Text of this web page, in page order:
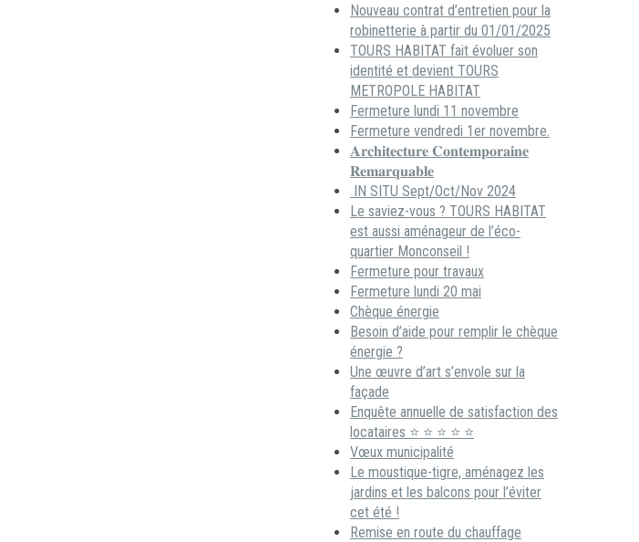
Nouveau contrat d’entretien pour la
robinetterie à partir du 01/01/2025
TOURS HABITAT fait évoluer son
identité et devient TOURS
METROPOLE HABITAT
Fermeture lundi 11 novembre
Fermeture vendredi 1er novembre.
𝐀𝐫𝐜𝐡𝐢𝐭𝐞𝐜𝐭𝐮𝐫𝐞 𝐂𝐨𝐧𝐭𝐞𝐦𝐩𝐨𝐫𝐚𝐢𝐧𝐞
𝐑𝐞𝐦𝐚𝐫𝐪𝐮𝐚𝐛𝐥𝐞
IN SITU Sept/Oct/Nov 2024
Le saviez-vous ? TOURS HABITAT
est aussi aménageur de l’éco-
quartier Monconseil !
Fermeture pour travaux
Fermeture lundi 20 mai
Chèque énergie
Besoin d’aide pour remplir le chèque
énergie ?
Une œuvre d’art s’envole sur la
façade
Enquête annuelle de satisfaction des
locataires ⭐ ⭐ ⭐ ⭐ ⭐
Vœux municipalité
Le moustique-tigre, aménagez les
jardins et les balcons pour l’éviter
cet été !
Remise en route du chauffage